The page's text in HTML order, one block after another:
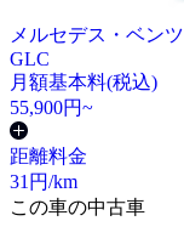
メルセデス・ベンツ
GLC
月額基本料(税込)
55,900円~
距離料金
31 円/km
この車の中古車